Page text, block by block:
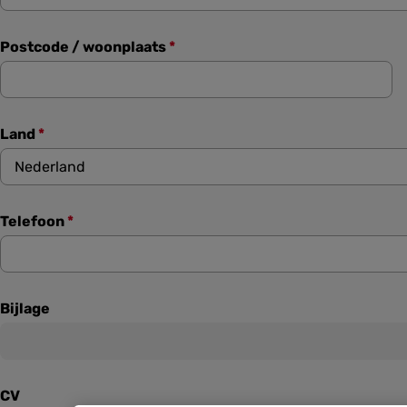
Postcode / woonplaats*
Land *
Nederland
Telefoon*
Bijlage
CV